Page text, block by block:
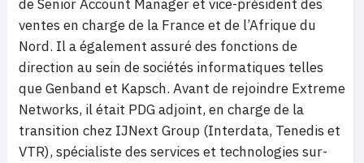
de Senior Account Manager et vice-président des
ventes en charge de la France et de l’Afrique du
Nord. Il a également assuré des fonctions de
direction au sein de sociétés informatiques telles
que Genband et Kapsch. Avant de rejoindre Extreme
Networks, il était PDG adjoint, en charge de la
transition chez IJNext Group (Interdata, Tenedis et
VTR), spécialiste des services et technologies sur-